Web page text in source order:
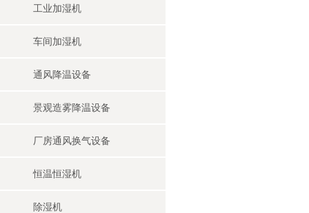
工业加湿机
车间加湿机
通风降温设备
景观造雾降温设备
厂房通风换气设备
恒温恒湿机
除湿机